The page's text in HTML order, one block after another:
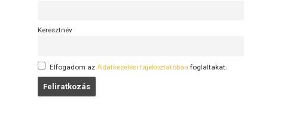
Keresztnév
Elfogadom az Adatkezelési tájékoztatóban foglaltakat.